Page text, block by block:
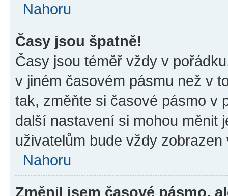
Nahoru
Časy jsou špatně!
Časy jsou téměř vždy v
v jiném časovém pásmu než v
tak, změňte si časové pásmo v
další nastavení si mohou měnit
uživatelům bude vždy
Nahoru
Změnil jsem časové pásmo,